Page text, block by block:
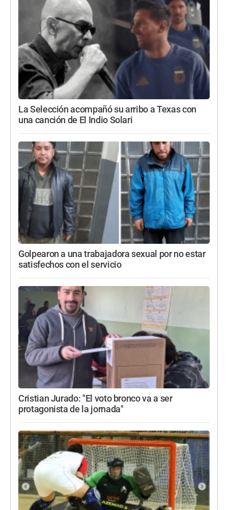
La Selección acompañó su arribo a Texas con
una canción de El Indio Solari
Golpearon a una trabajadora sexual por no estar
satisfechos con el servicio
Cristian Jurado: "El voto bronco va a ser
protagonista de la jornada"